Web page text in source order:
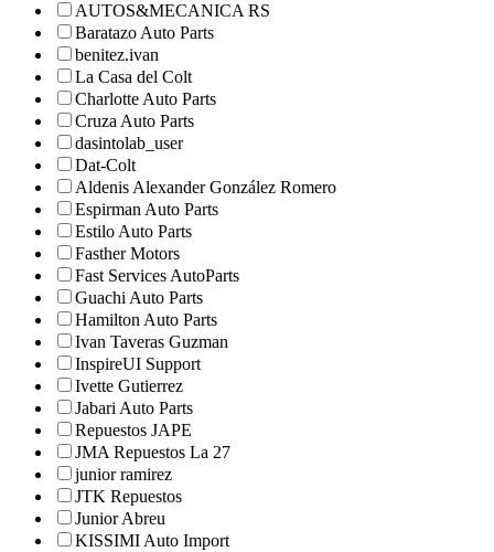
AUTOS&MECANICA RS
Baratazo Auto Parts
benitez.ivan
La Casa del Colt
Charlotte Auto Parts
Cruza Auto Parts
dasintolab_user
Dat-Colt
Aldenis Alexander González Romero
Espirman Auto Parts
Estilo Auto Parts
Fasther Motors
Fast Services AutoParts
Guachi Auto Parts
Hamilton Auto Parts
Ivan Taveras Guzman
InspireUI Support
Ivette Gutierrez
Jabari Auto Parts
Repuestos JAPE
JMA Repuestos La 27
junior ramirez
JTK Repuestos
Junior Abreu
KISSIMI Auto Import